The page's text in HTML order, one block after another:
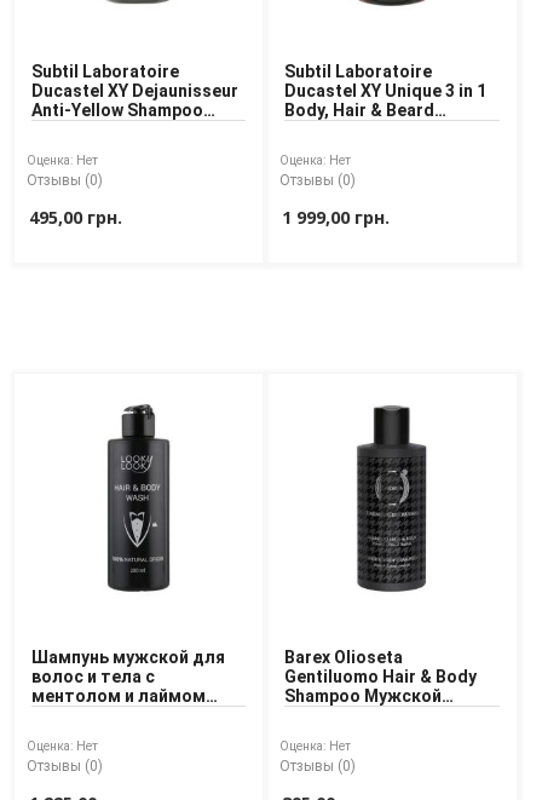
Subtil Laboratoire
Ducastel XY Dejaunisseur
Anti-Yellow Shampoo
Оценка: Нет
Отзывы (0)
495,00 грн.
Subtil Laboratoire
Ducastel XY Unique 3 in 1
Body, Hair & Beard
бороды
Оценка: Нет
Отзывы (0)
1 999,00 грн.
Шампунь мужской для
волос и тела с
ментолом и лаймом
Оценка: Нет
Отзывы (0)
Barex Olioseta
Gentiluomo Hair & Body
Shampoo Мужской
Оценка: Нет
Отзывы (0)